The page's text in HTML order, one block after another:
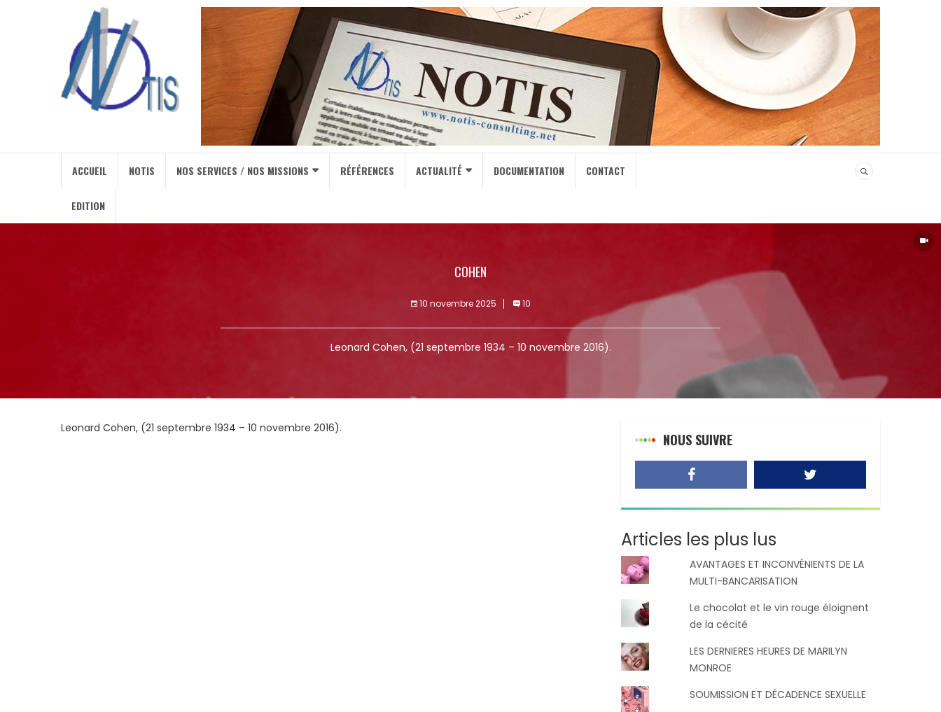
ACCUEIL NOTIS NOS SERVICES / NOS MISSIONS RÉFÉRENCES ACTUALITÉ DOCUMENTATION CONTACT
EDITION
COHEN
10 novembre 2025 10
Leonard Cohen, (21 septembre 1934 – 10 novembre 2016).
Leonard Cohen, (21 septembre 1934 – 10 novembre 2016).
NOUS SUIVRE
Articles les plus lus
AVANTAGES ET INCONVÉNIENTS DE LA
MULTI-BANCARISATION
Le chocolat et le vin rouge éloignent
de la cécité
LES DERNIERES HEURES DE MARILYN
MONROE
SOUMISSION ET DÉCADENCE SEXUELLE